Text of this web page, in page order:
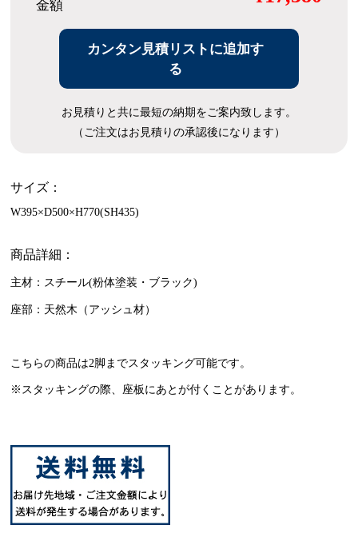
金額
カンタン見積リストに追加す
る
お見積りと共に最短の納期をご案内致します。
（ご注文はお見積りの承認後になります）
サイズ：
W395×D500×H770(SH435)
商品詳細：
主材：スチール(粉体塗装・ブラック)
座部：天然木（アッシュ材）
こちらの商品は2脚までスタッキング可能です。
※スタッキングの際、座板にあとが付くことがあります。